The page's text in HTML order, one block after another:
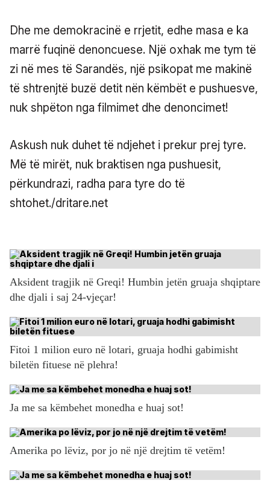
Dhe me demokracinë e rrjetit, edhe masa e ka
marrë fuqinë denoncuese. Një oxhak me tym të
zi në mes të Sarandës, një psikopat me makinë
të shtrenjtë buzë detit nën këmbët e pushuesve,
nuk shpëton nga filmimet dhe denoncimet!
Askush nuk duhet të ndjehet i prekur prej tyre.
Më të mirët, nuk braktisen nga pushuesit,
përkundrazi, radha para tyre do të
shtohet./dritare.net
Aksident tragjik në Greqi! Humbin jetën gruaja shqiptare
dhe djali i saj 24-vjeçar!
Fitoi 1 milion euro në lotari, gruaja hodhi gabimisht
biletën fituese në plehra!
Ja me sa këmbehet monedha e huaj sot!
Amerika po lëviz, por jo në një drejtim të vetëm!